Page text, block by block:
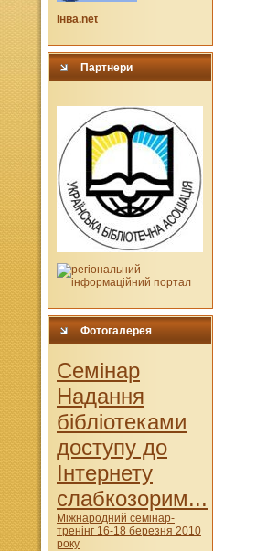
Інва.net
Партнери
Фотогалерея
Cемінар
Надання
бібліотеками
доступу до
Інтернету
слабкозорим...
Міжнародний семінар-
тренінг 16-18 березня 2010
року